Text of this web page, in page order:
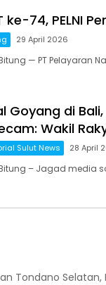
ke-74, PELNI
29 April 2026
Bitung — PT Pelayaran
Goyang di
Wakil
Sulut News 28 April
Bitung – Jagad media
Tondano Selatan,